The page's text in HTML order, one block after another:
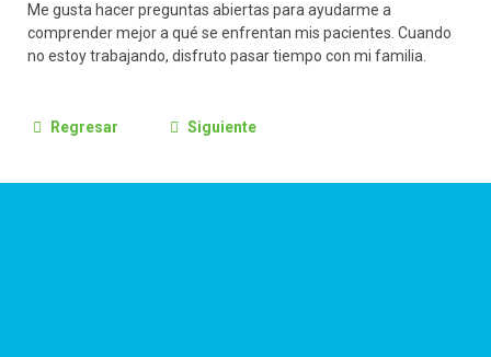
Me gusta hacer preguntas abiertas para ayudarme a
comprender mejor a qué se enfrentan mis pacientes. Cuando
no estoy trabajando, disfruto pasar tiempo con mi familia.
Regresar Siguiente